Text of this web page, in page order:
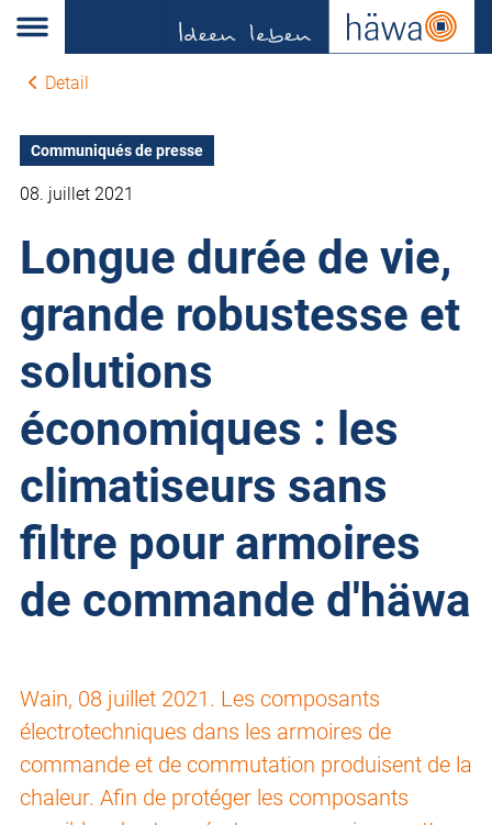
Detail
Communiqués de presse
08. juillet 2021
Longue durée de vie,
grande robustesse et
solutions
économiques : les
climatiseurs sans
filtre pour armoires
de commande d'häwa
Wain, 08 juillet 2021. Les composants
électrotechniques dans les armoires de
commande et de commutation produisent de la
chaleur. Afin de protéger les composants